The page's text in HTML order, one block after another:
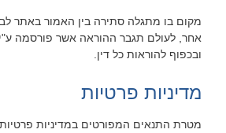
מקום בו מתגלה סתירה בין האמור באתר
אחר, לעולם תגבר ההוראה אשר פורסמה
ובכפוף להוראות כל דין.
מדיניות פרטיות
מטרת התנאים המפורטים במדיניות פרטיות